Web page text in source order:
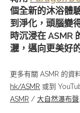
個全新的沐浴體
到淨化，頭腦變
時沉浸在 ASMR
灑，邁向更美好
更多有關 ASMR 的資
hk/ASMR 或到
ASMR / 大自然瀑布聲